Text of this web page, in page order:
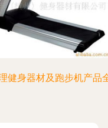
健身器材及跑步机产品